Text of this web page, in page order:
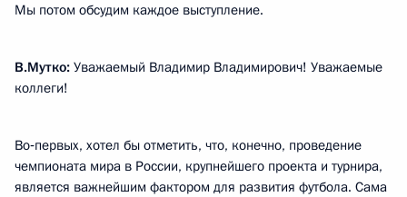
Мы потом обсудим каждое выступление.
В.Мутко: Уважаемый Владимир Владимирович! Уважаемые
коллеги!
Во‑первых, хотел бы отметить, что, конечно, проведение
чемпионата мира в России, крупнейшего проекта и турнира,
является важнейшим фактором для развития футбола. Сама